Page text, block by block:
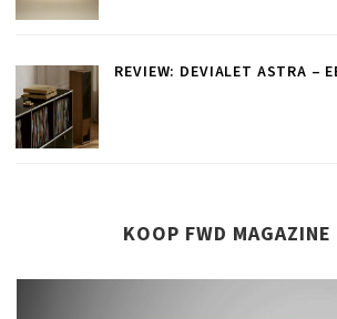
REVIEW: DEVIALET ASTRA –
KOOP FWD MAGAZINE